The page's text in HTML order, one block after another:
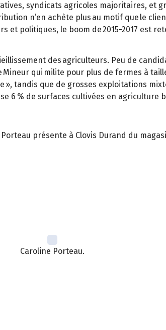
syndicats agricoles majoritaires, et
n’en achète plus au motif que le
et politiques, le boom de 2015-2017 est
des agriculteurs. Peu de
Mineur qui milite pour plus de fermes à
», tandis que de grosses exploitations
6 % de surfaces cultivées en agriculture
présente à Clovis Durand du
Caroline Porteau.